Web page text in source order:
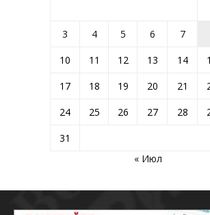
3
4 5 6 7
10
11 12 13 14
17
18 19 20 21
24
25 26 27 28
31
« Июл